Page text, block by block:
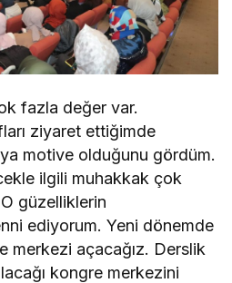
fazla değer var.
ziyaret ettiğimde
motive olduğunu gördüm.
ilgili muhakkak çok
güzelliklerin
ediyorum. Yeni dönemde
merkezi açacağız. Derslik
kongre merkezini